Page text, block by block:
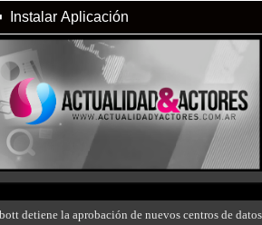
Instalar Aplicación
detiene la aprobación de nuevos centros de